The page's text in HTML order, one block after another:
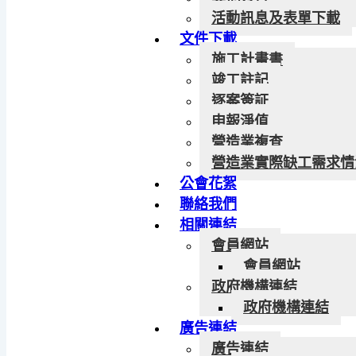
活動訊息及表單下載
文件下載
施工計畫書
竣工註記
逐案簽証
申報淨值
營造業複查
營造業實際缺工需求
公會花絮
聯絡我們
相關連結
會員網站
會員網站
政府機構連結
政府機構連結
廣告連結
廣告連結